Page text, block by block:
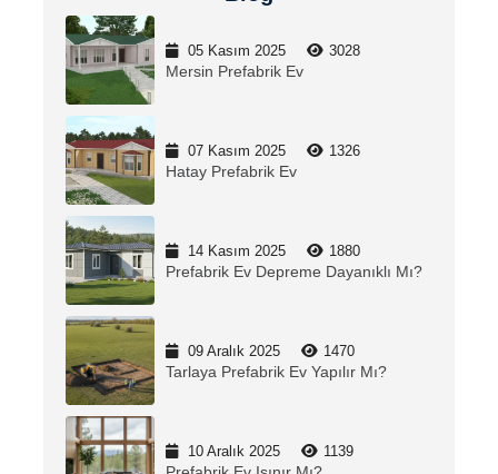
05 Kasım 2025 3028
Mersin Prefabrik Ev
07 Kasım 2025 1326
Hatay Prefabrik Ev
14 Kasım 2025 1880
Prefabrik Ev Depreme Dayanıklı Mı?
09 Aralık 2025 1470
Tarlaya Prefabrik Ev Yapılır Mı?
10 Aralık 2025 1139